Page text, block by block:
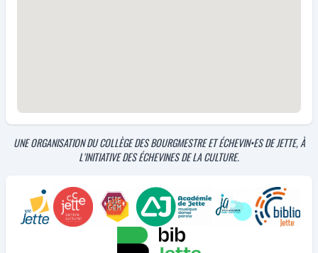
UNE ORGANISATION DU COLLÈGE DES BOURGMESTRE ET ÉCHEVIN•ES DE JETTE, À
L'INITIATIVE DES ÉCHEVINES DE LA CULTURE.